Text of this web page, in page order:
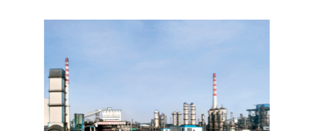
山东铁雄新沙能源有限公司